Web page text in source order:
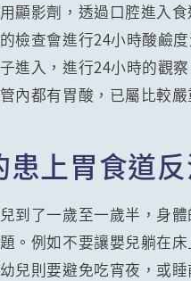
顯影劑，透過口腔進入
檢查會進行24小時酸鹼
進入，進行24小時的觀
內都有胃酸，已屬比較嚴
患上胃食道
到了一歲至一歲半，身
。例如不要讓嬰兒躺在
兒則要避免吃宵夜，或